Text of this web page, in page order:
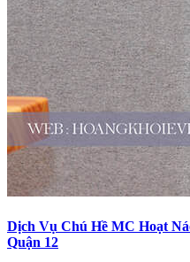
Dịch Vụ Chú Hề MC Hoạt
Quận 12